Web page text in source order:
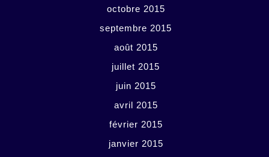
octobre 2015
septembre 2015
août 2015
juillet 2015
juin 2015
avril 2015
février 2015
janvier 2015